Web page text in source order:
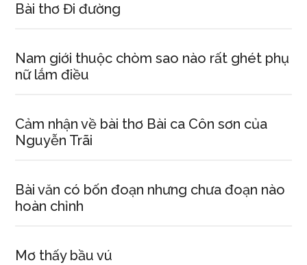
Bài thơ Đi đường
Nam giới thuộc chòm sao nào rất ghét phụ
nữ lắm điều
Cảm nhận về bài thơ Bài ca Côn sơn của
Nguyễn Trãi
Bài văn có bốn đoạn nhưng chưa đoạn nào
hoàn chỉnh
Mơ thấy bầu vú